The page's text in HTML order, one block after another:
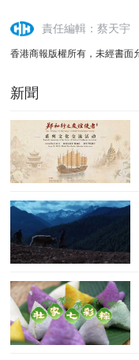
責任編輯：蔡天宇
香港商報版權所有，未經書面
新聞